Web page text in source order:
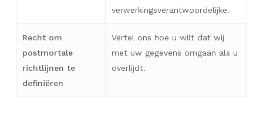
verwerkingsverantwoordelijke.
Recht om
postmortale
richtlijnen te
definiëren
Vertel ons hoe u wilt dat wij
met uw gegevens omgaan als u
overlijdt.